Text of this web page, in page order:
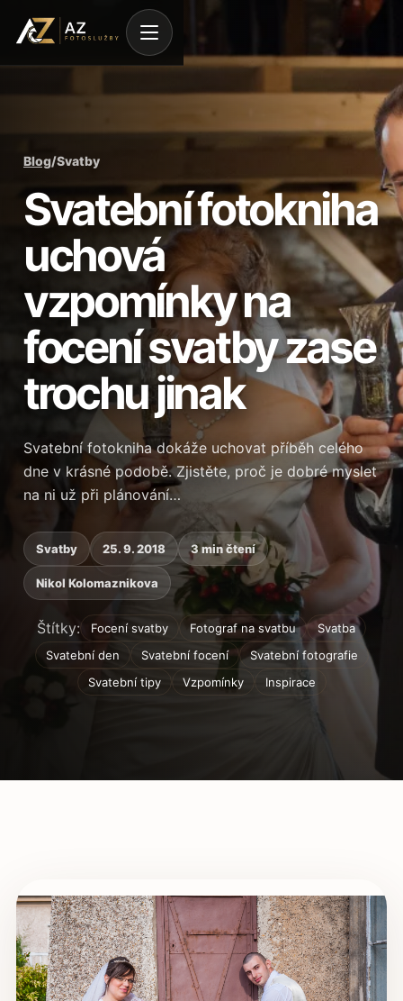
Blog/Svatby
Svatební fotokniha
uchová
vzpomínky na
focení svatby zase
trochu jinak
Svatební fotokniha dokáže uchovat příběh celého
dne v krásné podobě. Zjistěte, proč je dobré myslet
na ni už při plánování…
Svatby 25. 9. 2018 3 min čtení
Nikol Kolomaznikova
Štítky: Focení svatby Fotograf na svatbu
Svatba
Svatební den
Svatební focení
Svatební fotografie
Svatební tipy
Vzpomínky Inspirace